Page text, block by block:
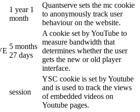
1 year 1
month
Quantserve sets the mc cookie
to anonymously track user
behaviour on the website.
5 months
27 days
A cookie set by YouTube to
measure bandwidth that
determines whether the user
gets the new or old player
interface.
session
YSC cookie is set by Youtube
and is used to track the views
of embedded videos on
Youtube pages.